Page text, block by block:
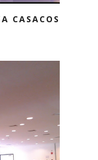
CASACOS